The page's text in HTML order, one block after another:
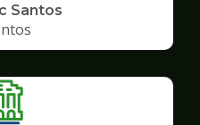
Santos